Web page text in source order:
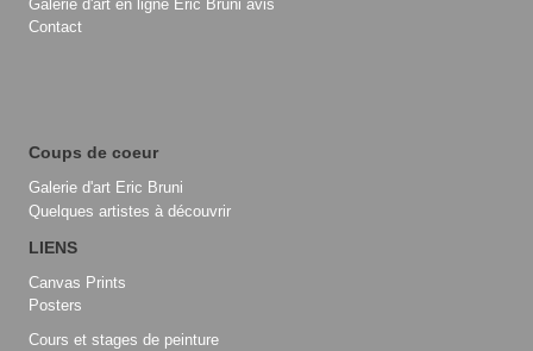
Galerie d'art en ligne Eric Bruni avis
Contact
Coups de coeur
Galerie d'art Eric Bruni
Quelques artistes à découvrir
LIENS
Canvas Prints
Posters
Cours et stages de peinture